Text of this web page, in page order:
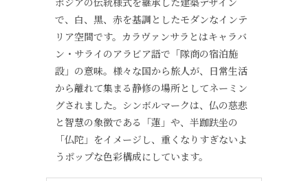
で、白、黒、赤を基調としたモダンなインテ
リア空間です。カラヴァンサラとはキャラバ
ン・サライのアラビア語で「隊商の宿泊施
設」の意味。様々な国から旅人が、日常生活
から離れて集まる静修の場所としてネーミン
グされました。シンボルマークは、仏の慈悲
と智慧の象徴である「蓮」や、半跏趺坐の
「仏陀」をイメージし、重くなりすぎないよ
うポップな色彩構成にしています。